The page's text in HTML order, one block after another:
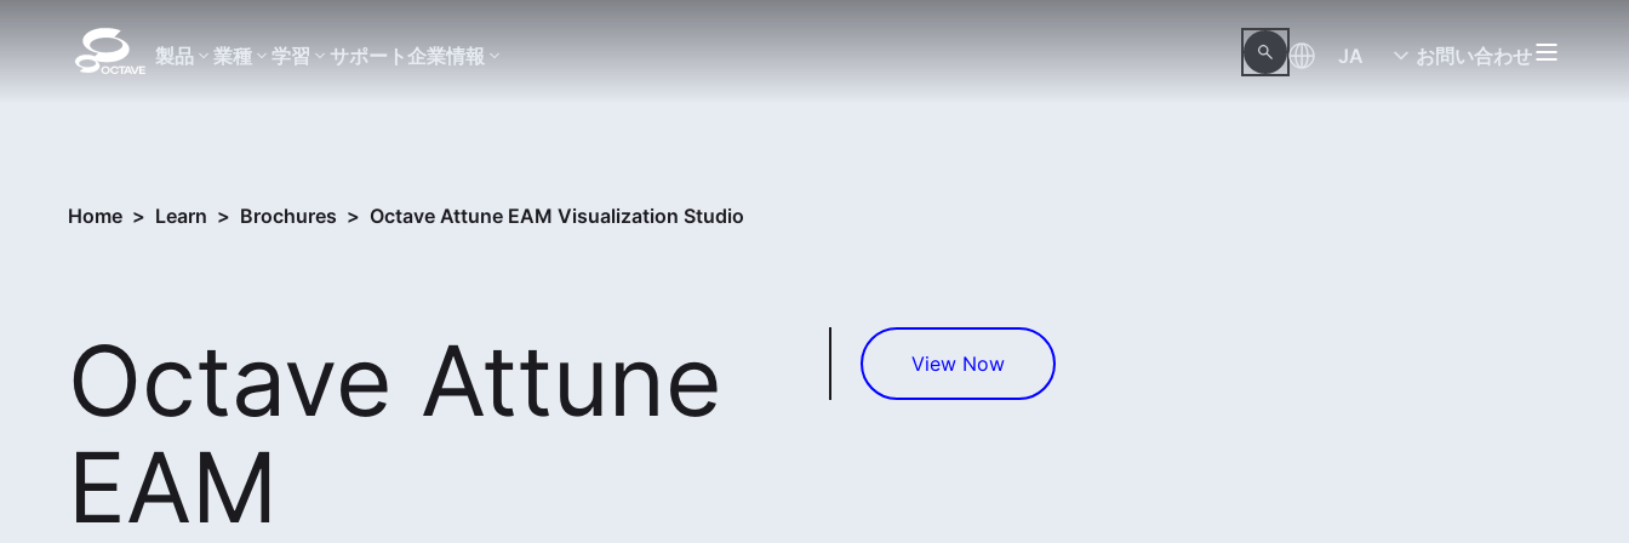
製品 業種 学習 サポート企業情報 JA お問い合わせ
Home > Learn > Brochures > Octave Attune EAM Visualization Studio
Octave Attune
EAM
View Now